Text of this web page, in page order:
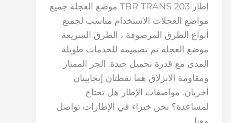
إطار TBR TRANS 203 موضع العجلة جميع
مواضع العجلات الاستخدام مناسب لجميع
أنواع الطرق المرصوفة ، الطرق السريعة
موضع العجلة تم تصميمه للخدمات طويلة
المدى مع قدرة تحميل جيدة. الجر الممتاز
ومقاومة الانزلاق هما نقطتان إيجابيتان
أخريان. مواصفات الإطار هل تحتاج
لمساعدة؟ نحن خبراء في الإطارات تواصل